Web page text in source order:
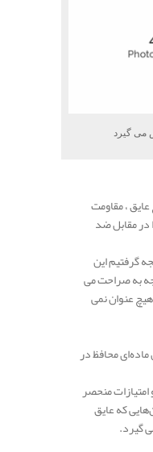
می گیرد
، مقاومت
در مقابل ضد
گرفتیم این
به صراحت می
عنوان نمی
محافظ در
منحصر
که عایق
گیرد.